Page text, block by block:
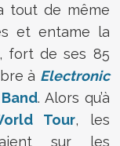
tout de même
et entame la
fort de ses 85
à Electronic
. Alors qu’à
Tour, les
sur les